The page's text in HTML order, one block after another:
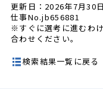
更新日：2026年7月30日
仕事No.jb656881
※すぐに選考に進むわ
合わせください。
検索結果一覧に戻る